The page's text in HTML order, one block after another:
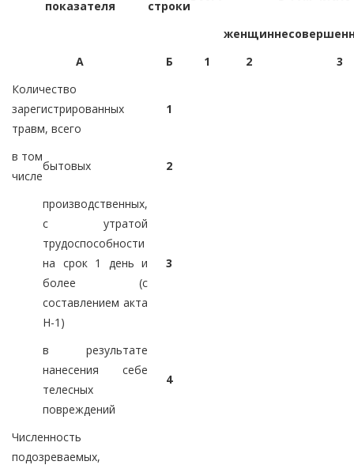
показателя
строки
женщин
А
Б 1 2
3
Количество
зарегистрированных
травм, всего
1
в том
числе
бытовых 2
производственных,
с утратой
трудоспособности
на срок 1 день и
более (с
составлением акта
Н-1)
3
в результате
нанесения себе
телесных
повреждений
4
Численность
подозреваемых,